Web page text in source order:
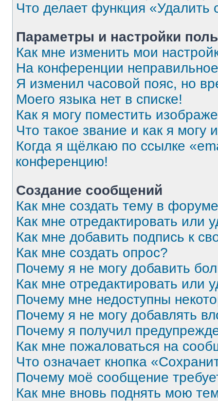
Что делает функция
Параметры и настройки
Как мне изменить мои
На конференции
Я изменил часовой пояс, но
Моего языка нет в списке!
Как я могу поместить
Что такое звание и как я могу
Когда я щёлкаю по ссылке
конференцию!
Создание сообщений
Как мне создать тему в
Как мне отредактировать или
Как мне добавить подпись к
Как мне создать опрос?
Почему я не могу добавить
Как мне отредактировать или
Почему мне недоступны
Почему я не могу добавлять
Почему я получил
Как мне пожаловаться на
Что означает кнопка
Почему моё сообщение
Как мне вновь поднять мою